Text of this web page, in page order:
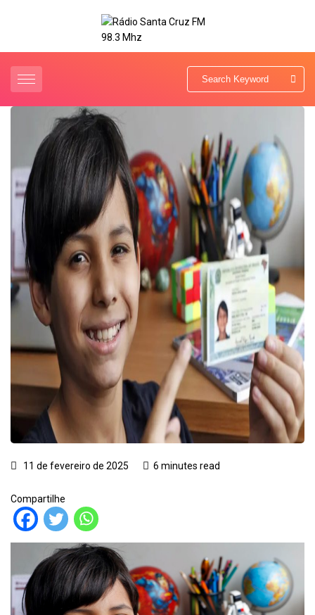
11 de fevereiro de 2025 6 minutes read
Compartilhe